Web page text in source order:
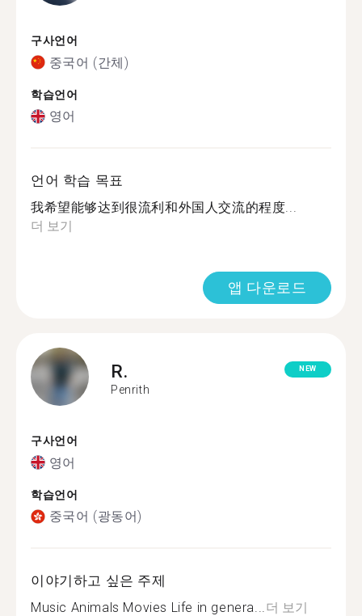
구사언어
중국어 (간체)
학습언어
영어
언어 학습 목표
我希望能够达到很流利和外国人交流的程度...
더 보기
앱 다운로드
R.
Penrith
NEW
구사언어
영어
학습언어
중국어 (광동어)
이야기하고 싶은 주제
Music Animals Movies Life in genera...더 보기